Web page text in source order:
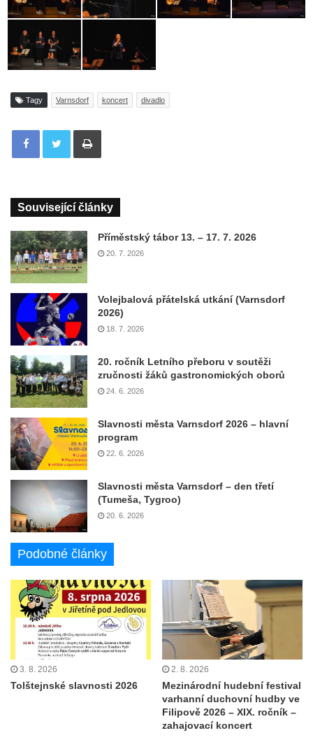
Tagy Varnsdorf koncert divadlo
Tisknout
Související články
Příměstský tábor 13. – 17. 7. 2026
20. 7. 2026
Volejbalová přátelská utkání (Varnsdorf
2026)
18. 7. 2026
20. ročník Letního přeboru v soutěži
zručnosti žáků gastronomických oborů
24. 6. 2026
Slavnosti města Varnsdorf 2026 – hlavní
program
22. 6. 2026
Slavnosti města Varnsdorf – den třetí
(Tumeša, Tygroo)
20. 6. 2026
Podobné články
3. 8. 2026
Tolštejnské slavnosti 2026
2. 8. 2026
Mezinárodní hudební festival
varhanní duchovní hudby ve
Filipově 2026 – XIX. ročník –
zahajovací koncert